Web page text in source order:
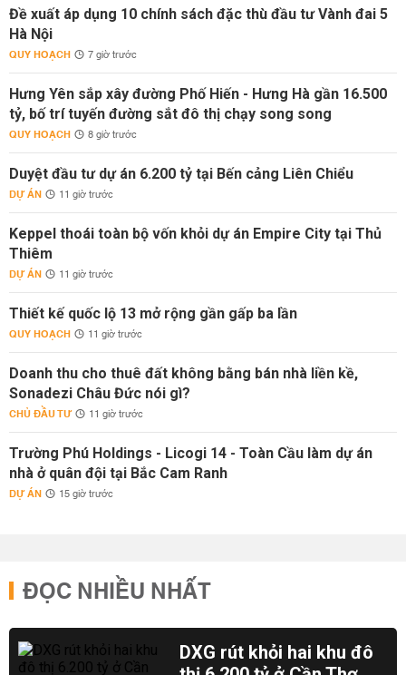
Đề xuất áp dụng 10 chính sách đặc thù đầu tư Vành đai 5
Hà Nội
QUY HOẠCH 7 giờ trước
Hưng Yên sắp xây đường Phố Hiến - Hưng Hà gần 16.500
tỷ, bố trí tuyến đường sắt đô thị chạy song song
QUY HOẠCH 8 giờ trước
Duyệt đầu tư dự án 6.200 tỷ tại Bến cảng Liên Chiểu
DỰ ÁN 11 giờ trước
Keppel thoái toàn bộ vốn khỏi dự án Empire City tại Thủ
Thiêm
DỰ ÁN 11 giờ trước
Thiết kế quốc lộ 13 mở rộng gần gấp ba lần
QUY HOẠCH 11 giờ trước
Doanh thu cho thuê đất không bằng bán nhà liền kề,
Sonadezi Châu Đức nói gì?
CHỦ ĐẦU TƯ 11 giờ trước
Trường Phú Holdings - Licogi 14 - Toàn Cầu làm dự án
nhà ở quân đội tại Bắc Cam Ranh
DỰ ÁN 15 giờ trước
ĐỌC NHIỀU NHẤT
DXG rút khỏi hai khu đô